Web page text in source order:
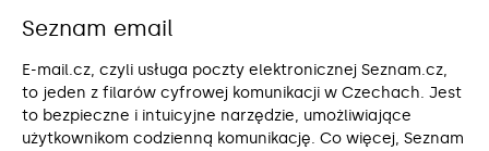
Seznam email
E-mail.cz, czyli usługa poczty elektronicznej Seznam.cz,
to jeden z filarów cyfrowej komunikacji w Czechach. Jest
to bezpieczne i intuicyjne narzędzie, umożliwiające
użytkownikom codzienną komunikację. Co więcej, Seznam